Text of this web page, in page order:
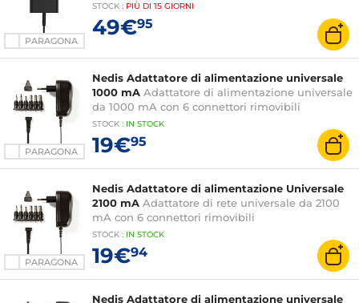
PARAGONA
STOCK : PIÙ DI 15 GIORNI
49€95
PARAGONA
Nedis Adattatore di alimentazione universale
1000 mA Adattatore di alimentazione universale
da 1000 mA con 6 connettori rimovibili
STOCK : IN STOCK
19€95
PARAGONA
Nedis Adattatore di alimentazione Universale
2100 mA Adattatore di rete universale da 2100
mA con 6 connettori rimovibili
STOCK : IN STOCK
19€94
Nedis Adattatore di alimentazione universale